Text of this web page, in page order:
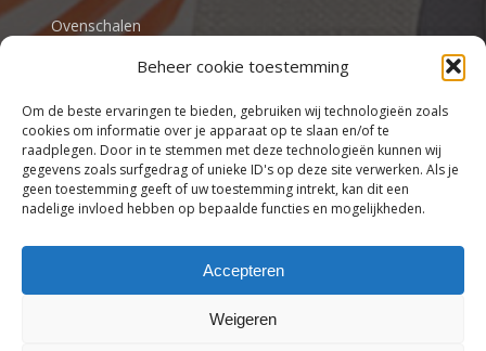
Beheer cookie toestemming
Om de beste ervaringen te bieden, gebruiken wij technologieën zoals
cookies om informatie over je apparaat op te slaan en/of te
raadplegen. Door in te stemmen met deze technologieën kunnen wij
gegevens zoals surfgedrag of unieke ID's op deze site verwerken. Als je
geen toestemming geeft of uw toestemming intrekt, kan dit een
nadelige invloed hebben op bepaalde functies en mogelijkheden.
Accepteren
Weigeren
Ovenschalen
Tafel en eventstyling | Stijlvol
tafelen begint bij Tafel beleving